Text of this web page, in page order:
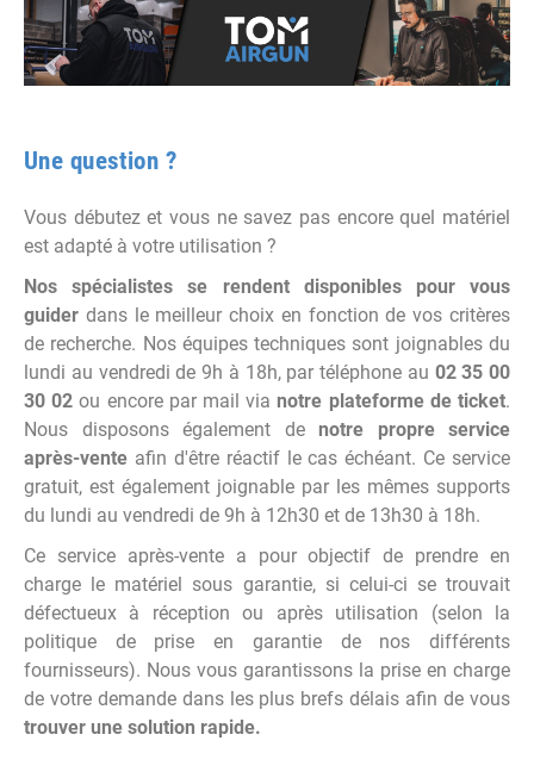
Une question ?
Vous débutez et vous ne savez pas encore quel matériel
est adapté à votre utilisation ?
Nos spécialistes se rendent disponibles pour vous
guider dans le meilleur choix en fonction de vos critères
de recherche. Nos équipes techniques sont joignables du
lundi au vendredi de 9h à 18h, par téléphone au 02 35 00
30 02 ou encore par mail via notre plateforme de ticket.
Nous disposons également de notre propre service
après-vente afin d'être réactif le cas échéant. Ce service
gratuit, est également joignable par les mêmes supports
du lundi au vendredi de 9h à 12h30 et de 13h30 à 18h.
Ce service après-vente a pour objectif de prendre en
charge le matériel sous garantie, si celui-ci se trouvait
défectueux à réception ou après utilisation (selon la
politique de prise en garantie de nos différents
fournisseurs). Nous vous garantissons la prise en charge
de votre demande dans les plus brefs délais afin de vous
trouver une solution rapide.